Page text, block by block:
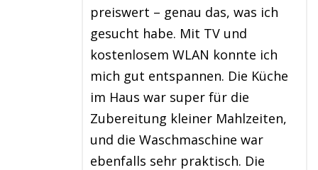
preiswert – genau das, was ich
gesucht habe. Mit TV und
kostenlosem WLAN konnte ich
mich gut entspannen. Die Küche
im Haus war super für die
Zubereitung kleiner Mahlzeiten,
und die Waschmaschine war
ebenfalls sehr praktisch. Die